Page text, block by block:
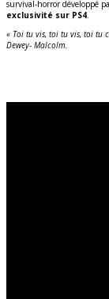
survival-horror développé
exclusivité sur PS4.
« Toi tu vis, toi tu vis, toi tu
Dewey- Malcolm.